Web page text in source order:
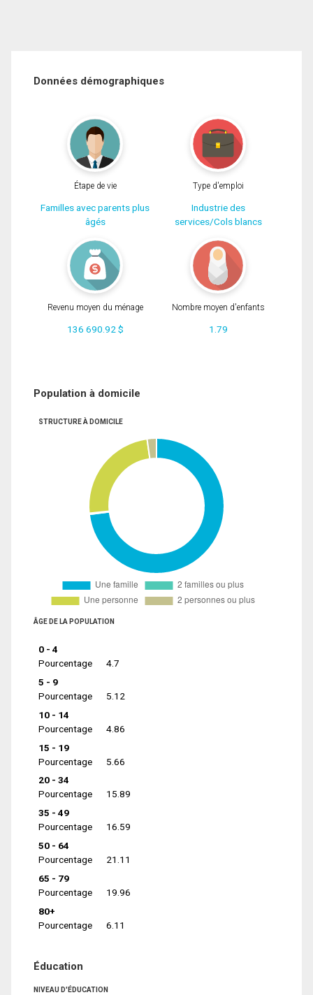
Données démographiques
Étape de vie
Familles avec parents plus
âgés
Type d'emploi
Industrie des
services/Cols blancs
Revenu moyen du ménage
136 690.92 $
Nombre moyen d'enfants
1.79
Population à domicile
STRUCTURE À DOMICILE
ÂGE DE LA POPULATION
0 - 4
Pourcentage
4.7
5 - 9
Pourcentage
5.12
10 - 14
Pourcentage
4.86
15 - 19
Pourcentage
5.66
20 - 34
Pourcentage
15.89
35 - 49
Pourcentage
16.59
50 - 64
Pourcentage
21.11
65 - 79
Pourcentage
19.96
80+
Pourcentage
6.11
Éducation
NIVEAU D'ÉDUCATION